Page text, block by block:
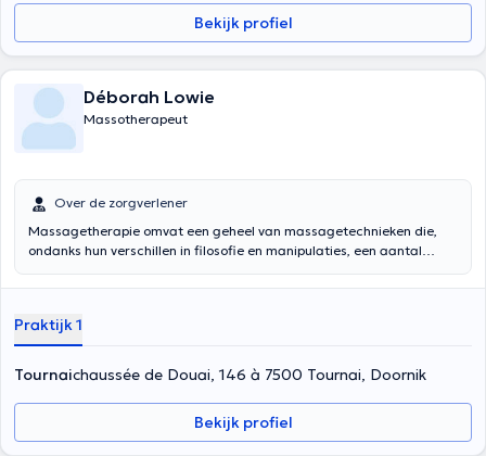
Bekijk profiel
Déborah Lowie
Massotherapeut
Over de zorgverlener
Massagetherapie omvat een geheel van massagetechnieken die,
ondanks hun verschillen in filosofie en manipulaties, een aantal
bevorderen van ontspanning (spieren en zenuwen), bloed- en
van vitale organen en het ontwaken van een psycho-corporaal
bewustzijn.
Praktijk 1
Tournaichaussée de Douai, 146 à 7500 Tournai, Doornik
Bekijk profiel